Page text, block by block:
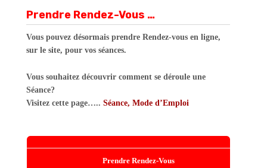
Prendre Rendez-Vous …
Vous pouvez désormais prendre Rendez-vous en ligne,
sur le site, pour vos séances.
Vous souhaitez découvrir comment se déroule une
Séance?
Visitez cette page…..Séance, Mode d’Emploi
Prendre Rendez-Vous